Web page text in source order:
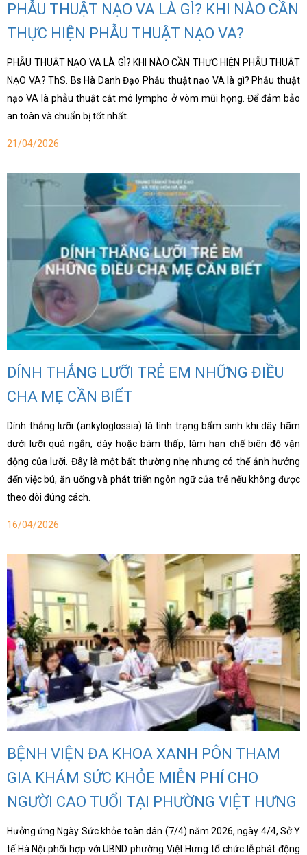
PHẪU THUẬT NẠO VA LÀ GÌ? KHI NÀO CẦN
THỰC HIỆN PHẪU THUẬT NẠO VA?
PHẪU THUẬT NẠO VA LÀ GÌ? KHI NÀO CẦN THỰC HIỆN PHẪU THUẬT
NẠO VA? ThS. Bs Hà Danh Đạo Phẫu thuật nạo VA là gì? Phẫu thuật
nạo VA là phẫu thuật cắt mô lympho ở vòm mũi họng. Để đảm bảo
an toàn và chuẩn bị tốt nhất…
21/04/2026
DÍNH THẮNG LƯỠI TRẺ EM NHỮNG ĐIỀU
CHA MẸ CẦN BIẾT
Dính thắng lưỡi (ankyloglossia) là tình trạng bẩm sinh khi dây hãm
dưới lưỡi quá ngắn, dày hoặc bám thấp, làm hạn chế biên độ vận
động của lưỡi. Đây là một bất thường nhẹ nhưng có thể ảnh hưởng
đến việc bú, ăn uống và phát triển ngôn ngữ của trẻ nếu không được
theo dõi đúng cách.
16/04/2026
BỆNH VIỆN ĐA KHOA XANH PÔN THAM
GIA KHÁM SỨC KHỎE MIỄN PHÍ CHO
NGƯỜI CAO TUỔI TẠI PHƯỜNG VIỆT HƯNG
Hưởng ứng Ngày Sức khỏe toàn dân (7/4) năm 2026, ngày 4/4, Sở Y
tế Hà Nội phối hợp với UBND phường Việt Hưng tổ chức lễ phát động